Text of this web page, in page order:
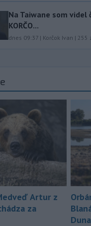
Na Taiwane som videl
KORČO...
dnes 09:37 | Korčok Ivan | 255
Artur z
za